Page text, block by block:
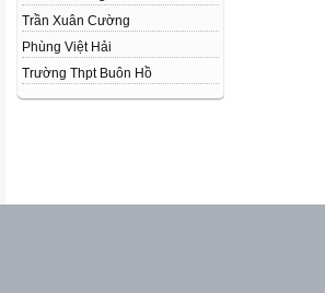
Trần Xuân Cường
Phùng Việt Hải
Trường Thpt Buôn Hồ